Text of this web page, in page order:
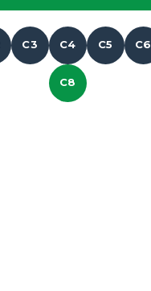
C3 C4 C5 C6
C8